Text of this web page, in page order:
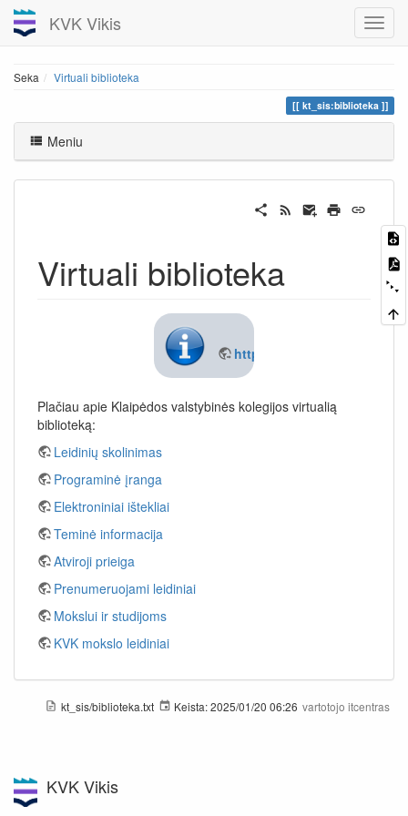
KVK Vikis
Seka Virtuali biblioteka
kt_sis:biblioteka
Meniu
Virtuali biblioteka
https://
Plačiau apie Klaipėdos valstybinės kolegijos virtualią
biblioteką:
Leidinių skolinimas
Programinė įranga
Elektroniniai ištekliai
Teminė informacija
Atviroji prieiga
Prenumeruojami leidiniai
Mokslui ir studijoms
KVK mokslo leidiniai
kt_sis/biblioteka.txt Keista:2025/01/20 06:26 vartotojo itcentras
KVK Vikis